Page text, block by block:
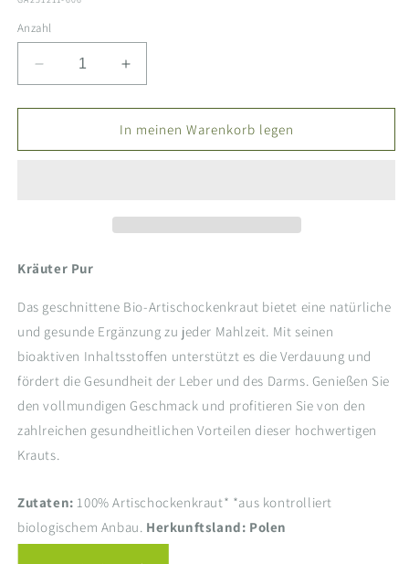
Anzahl
Verringere
die
Menge
Artischockenkraut
Erhöhe
die
Menge
für
Artischockenkraut
In meinen Warenkorb legen
Kräuter Pur
Das geschnittene Bio-Artischockenkraut bietet eine natürliche
und gesunde Ergänzung zu jeder Mahlzeit. Mit seinen
bioaktiven Inhaltsstoffen unterstützt es die Verdauung und
fördert die Gesundheit der Leber und des Darms. Genießen Sie
den vollmundigen Geschmack und profitieren Sie von den
zahlreichen gesundheitlichen Vorteilen dieser hochwertigen
Krauts.
Zutaten: 100% Artischockenkraut* *aus kontrolliert
biologischem Anbau. Herkunftsland: Polen